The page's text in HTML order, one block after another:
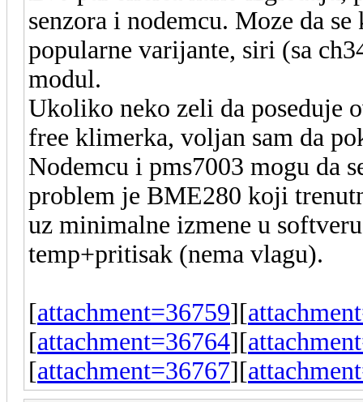
senzora i nodemcu. Moze da
popularne varijante, siri (sa
modul.
Ukoliko neko zeli da poseduje
free klimerka, voljan sam da
Nodemcu i pms7003 mogu da
problem je BME280 koji
uz minimalne izmene u
temp+pritisak (nema vlagu).
[attachment=36759][
[attachment=36764][
[attachment=36767][